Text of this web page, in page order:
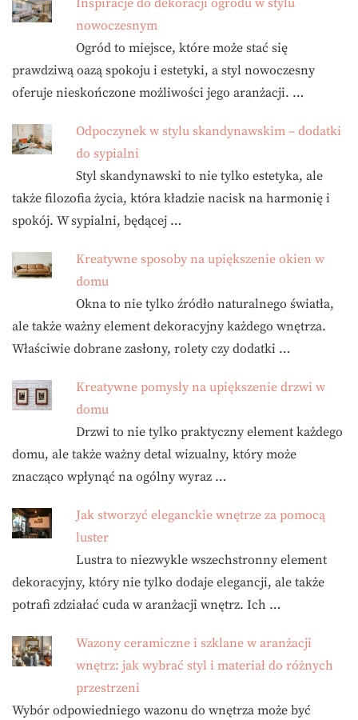
Inspiracje do dekoracji ogrodu w stylu
nowoczesnym
Ogród to miejsce, które może stać się
prawdziwą oazą spokoju i estetyki, a styl nowoczesny
oferuje nieskończone możliwości jego aranżacji. …
Odpoczynek w stylu skandynawskim – dodatki
do sypialni
Styl skandynawski to nie tylko estetyka, ale
także filozofia życia, która kładzie nacisk na harmonię i
spokój. W sypialni, będącej …
Kreatywne sposoby na upiększenie okien w
domu
Okna to nie tylko źródło naturalnego światła,
ale także ważny element dekoracyjny każdego wnętrza.
Właściwie dobrane zasłony, rolety czy dodatki …
Kreatywne pomysły na upiększenie drzwi w
domu
Drzwi to nie tylko praktyczny element każdego
domu, ale także ważny detal wizualny, który może
znacząco wpłynąć na ogólny wyraz …
Jak stworzyć eleganckie wnętrze za pomocą
luster
Lustra to niezwykle wszechstronny element
dekoracyjny, który nie tylko dodaje elegancji, ale także
potrafi zdziałać cuda w aranżacji wnętrz. Ich …
Wazony ceramiczne i szklane w aranżacji
wnętrz: jak wybrać styl i materiał do różnych
przestrzeni
Wybór odpowiedniego wazonu do wnętrza może być